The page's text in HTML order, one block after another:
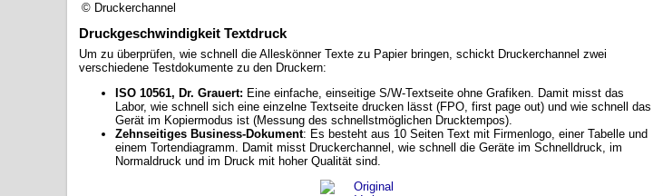
© Druckerchannel
Druckgeschwindigkeit Textdruck
Um zu überprüfen, wie schnell die Alleskönner Texte zu Papier bringen, schickt Druckerchannel zwei
verschiedene Testdokumente zu den Druckern:
ISO 10561, Dr. Grauert: Eine einfache, einseitige S/W-Textseite ohne Grafiken. Damit misst das
Labor, wie schnell sich eine einzelne Textseite drucken lässt (FPO, first page out) und wie schnell das
Gerät im Kopiermodus ist (Messung des schnellstmöglichen Drucktempos).
Zehnseitiges Business-Dokument: Es besteht aus 10 Seiten Text mit Firmenlogo, einer Tabelle und
einem Tortendiagramm. Damit misst Druckerchannel, wie schnell die Geräte im Schnelldruck, im
Normaldruck und im Druck mit hoher Qualität sind.